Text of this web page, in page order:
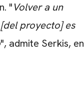
"Volver a un
proyecto] es
", admite Serkis, en